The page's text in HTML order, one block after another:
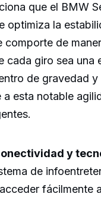
que el BMW
optimiza la
de
cada giro sea una
de gravedad
esta notable
y
de
fácilmente